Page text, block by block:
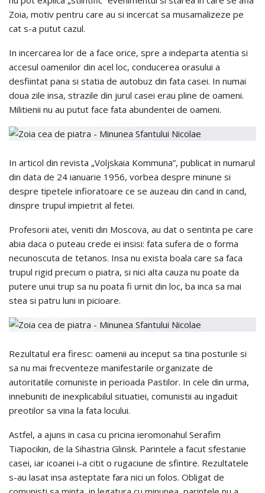
Zoia, motiv pentru care au si incercat sa musamalizeze pe
cat s-a putut cazul.
In incercarea lor de a face orice, spre a indeparta atentia si
accesul oamenilor din acel loc, conducerea orasului a
desfiintat pana si statia de autobuz din fata casei. In numai
doua zile insa, strazile din jurul casei erau pline de oameni.
Militienii nu au putut face fata abundentei de oameni.
In articol din revista „Voljskaia Kommuna”, publicat in numarul
din data de 24 ianuarie 1956, vorbea despre minune si
despre tipetele infioratoare ce se auzeau din cand in cand,
dinspre trupul impietrit al fetei.
Profesorii atei, veniti din Moscova, au dat o sentinta pe care
abia daca o puteau crede ei insisi: fata sufera de o forma
necunoscuta de tetanos. Insa nu exista boala care sa faca
trupul rigid precum o piatra, si nici alta cauza nu poate da
putere unui trup sa nu poata fi urnit din loc, ba inca sa mai
stea si patru luni in picioare.
Rezultatul era firesc: oamenii au inceput sa tina posturile si
sa nu mai frecventeze manifestarile organizate de
autoritatile comuniste in perioada Pastilor. In cele din urma,
innebuniti de inexplicabilul situatiei, comunistii au ingaduit
preotilor sa vina la fata locului.
Astfel, a ajuns in casa cu pricina ieromonahul Serafim
Tiapocikin, de la Sihastria Glinsk. Parintele a facut sfestanie
casei, iar icoanei i-a citit o rugaciune de sfintire. Rezultatele
s-au lasat insa asteptate fara nici un folos. Obligat de